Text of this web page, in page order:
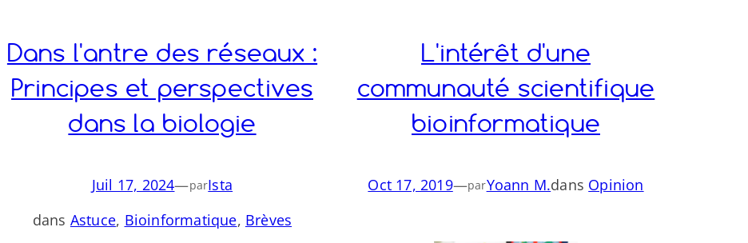
Dans l'antre des réseaux :
Principes et perspectives
dans la biologie
Juil 17, 2024—parIsta
dans Astuce, Bioinformatique, Brèves
L'intérêt d'une
communauté scientifique
bioinformatique
Oct 17, 2019—parYoann M.dans Opinion